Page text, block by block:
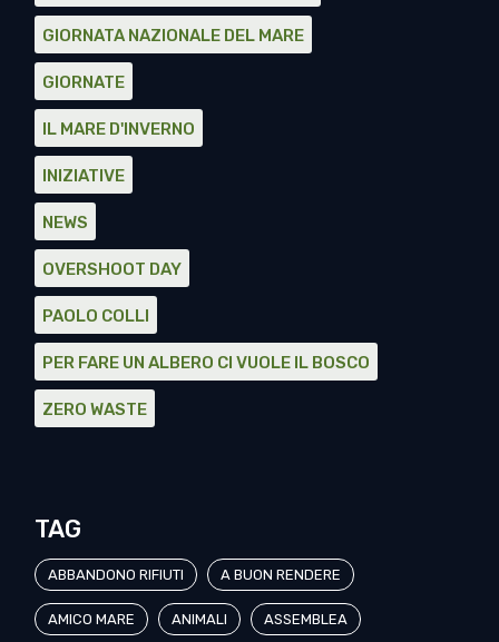
GIORNATA NAZIONALE DEL MARE
GIORNATE
IL MARE D'INVERNO
INIZIATIVE
NEWS
OVERSHOOT DAY
PAOLO COLLI
PER FARE UN ALBERO CI VUOLE IL BOSCO
ZERO WASTE
TAG
ABBANDONO RIFIUTI A BUON RENDERE
AMICO MARE ANIMALI ASSEMBLEA